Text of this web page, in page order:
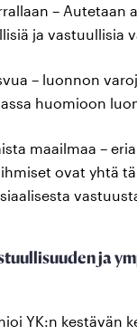
– Autetaan
ja vastuullisia
– luonnon
huomioon
maailmaa –
ovat yhtä
ja
YK:n kestävän